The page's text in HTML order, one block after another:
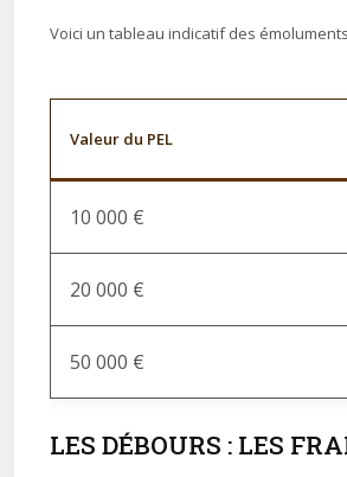
Voici un tableau indicatif des
Valeur du PEL
10 000 €
20 000 €
50 000 €
LES DÉBOURS : LES